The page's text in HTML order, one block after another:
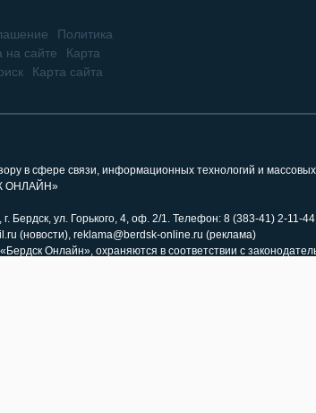
Политика
на сайте
Карта
Карта сайта
в сфере связи, информационных технологий и
ОНЛАЙН»
Бердск, ул. Горького, 4, оф. 2/1. Телефон: 8 (383-41) 2-11-44
(новости), reklama@berdsk-online.ru (реклама)
Онлайн», охраняются в соответствии с